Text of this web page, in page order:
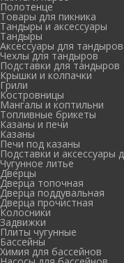
Полотенце
Товары для пикника
Тандыры и аксессуары
Тандыры
Аксессуары для тандыров
Чехлы для тандыров
Подставки для тандыров
Крышки и колпачки
Грили
Костровницы
Мангалы и коптильни
Топливные брикеты
Казаны и печи
Казаны
Печи под казаны
Подставки и аксессуары
Чугунное литье
Дверцы
Дверца топочная
Дверца поддувальная
Дверца прочистная
Колосники
Задвижки
Плиты чугунные
Бассейны
Химия для бассейнов